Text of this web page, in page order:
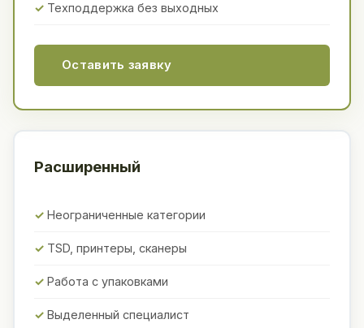
Техподдержка без выходных
Оставить заявку
Расширенный
Неограниченные категории
TSD, принтеры, сканеры
Работа с упаковками
Выделенный специалист